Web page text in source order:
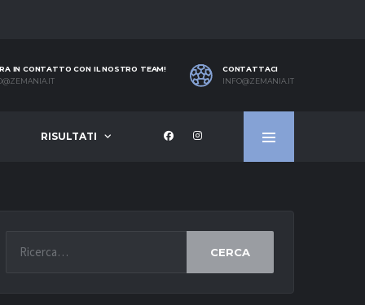
IN CONTATTO CON IL NOSTRO TEAM!
CONTATTACI
INFO@ZEMANIA.IT
RISULTATI
CERCA